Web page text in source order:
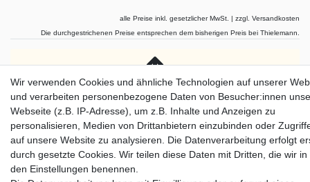
alle Preise inkl. gesetzlicher MwSt. | zzgl. Versandkosten
Die durchgestrichenen Preise entsprechen dem bisherigen Preis bei Thielemann.
Wir verwenden Cookies und ähnliche Technologien auf unserer
und verarbeiten personenbezogene Daten von Besucher:innen
Webseite (z.B. IP-Adresse), um z.B. Inhalte und Anzeigen zu
personalisieren, Medien von Drittanbietern einzubinden oder
auf unsere Website zu analysieren. Die Datenverarbeitung erfolgt
durch gesetzte Cookies. Wir teilen diese Daten mit Dritten, die wir in
den Einstellungen benennen.